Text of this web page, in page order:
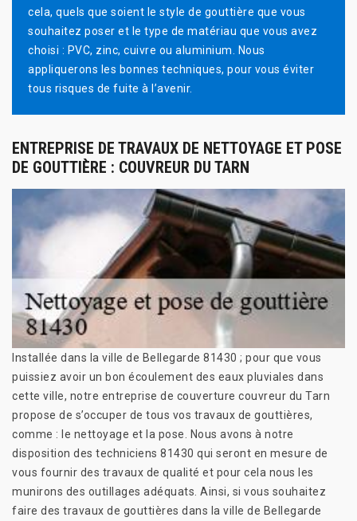
cela, quels que soient le style de gouttière que vous
souhaitez poser et le type de matériau que vous avez
choisi : PVC, zinc, cuivre ou aluminium. Nous
appliquerons les bonnes techniques, pour vous éviter
tous risques de fuite à l’avenir.
ENTREPRISE DE TRAVAUX DE NETTOYAGE ET POSE
DE GOUTTIÈRE : COUVREUR DU TARN
Installée dans la ville de Bellegarde 81430 ; pour que vous
puissiez avoir un bon écoulement des eaux pluviales dans
cette ville, notre entreprise de couverture couvreur du Tarn
propose de s’occuper de tous vos travaux de gouttières,
comme : le nettoyage et la pose. Nous avons à notre
disposition des techniciens 81430 qui seront en mesure de
vous fournir des travaux de qualité et pour cela nous les
munirons des outillages adéquats. Ainsi, si vous souhaitez
faire des travaux de gouttières dans la ville de Bellegarde